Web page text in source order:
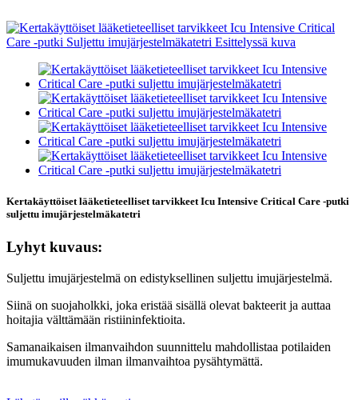
Kertakäyttöiset lääketieteelliset tarvikkeet Icu Intensive Critical Care -putki
suljettu imujärjestelmäkatetri
Lyhyt kuvaus:
Suljettu imujärjestelmä on edistyksellinen suljettu imujärjestelmä.
Siinä on suojaholkki, joka eristää sisällä olevat bakteerit ja auttaa
hoitajia välttämään ristiininfektioita.
Samanaikaisen ilmanvaihdon suunnittelu mahdollistaa potilaiden
imumukavuuden ilman ilmanvaihtoa pysähtymättä.